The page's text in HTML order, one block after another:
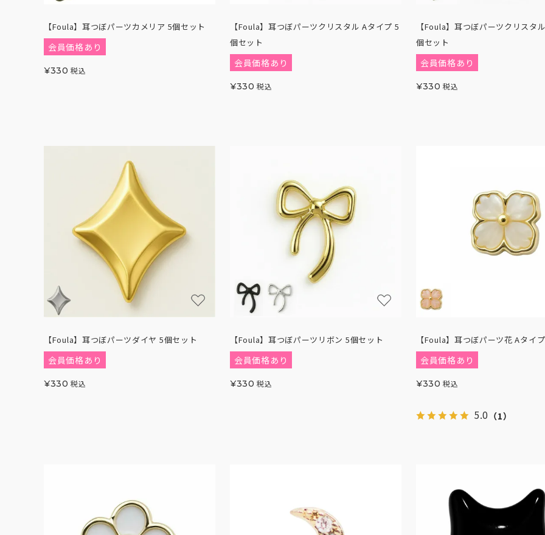
【Foula】耳つぼパーツカメリア 5個セット
会員価格あり
¥330 税込
【Foula】耳つぼパーツクリスタル Aタイプ 5
個セット
会員価格あり
¥330 税込
【Foula】耳つぼパーツクリスタ
個セット
会員価格あり
¥330 税込
【Foula】耳つぼパーツダイヤ 5個セット
会員価格あり
¥330 税込
【Foula】耳つぼパーツリボン 5個セット
会員価格あり
¥330 税込
【Foula】耳つぼパーツ花 Aタイ
会員価格あり
¥330 税込
5.0 （1）